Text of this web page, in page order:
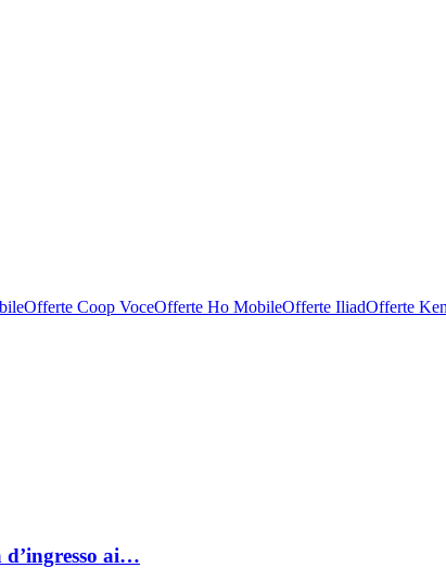
Offerte Coop VoceOfferte Ho MobileOfferte IliadOfferte
ai…